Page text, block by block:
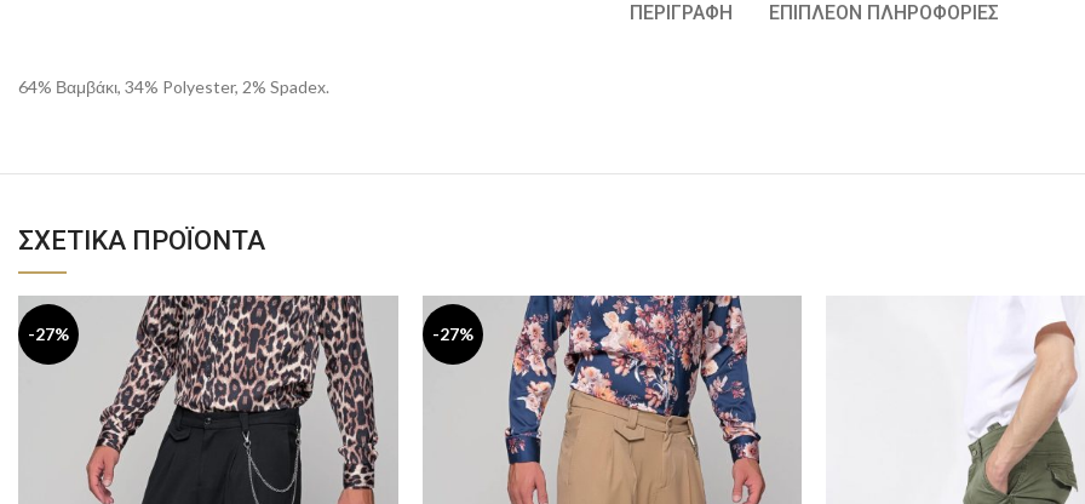
ΠΕΡΙΓΡΑΦΉ ΕΠΙΠΛΈΟΝ ΠΛΗΡΟΦΟΡΊΕΣ
64% Βαμβάκι, 34% Polyester, 2% Spadex.
ΣΧΕΤΙΚΆ ΠΡΟΪΌΝΤΑ
-27% -27%